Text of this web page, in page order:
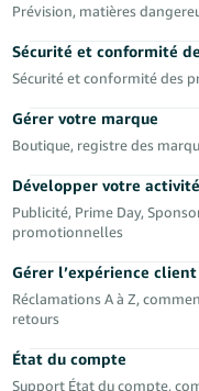
Français
- IT
-
JP
한
국
어
-
KR
Login
S'inscrire
Prévision, matières
Sécurité et conformité
Sécurité et conformité des
Gérer votre marque
Boutique, registre des
Développer votre activité
Publicité, Prime Day,
promotionnelles
Gérer l’expérience client
Réclamations A à Z,
retours
État du compte
Support État du compte,